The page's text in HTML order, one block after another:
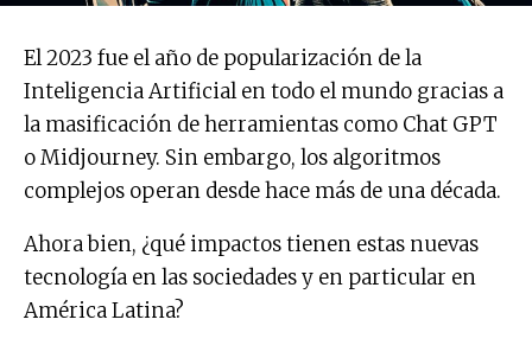
El 2023 fue el año de popularización de la
Inteligencia Artificial en todo el mundo gracias a
la masificación de herramientas como Chat GPT
o Midjourney. Sin embargo, los algoritmos
complejos operan desde hace más de una década.
Ahora bien, ¿qué impactos tienen estas nuevas
tecnología en las sociedades y en particular en
América Latina?